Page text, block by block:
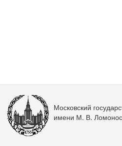
Московский
имени М. В.